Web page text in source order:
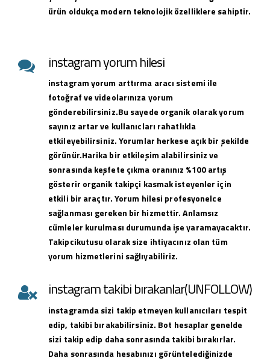
ürün oldukça modern teknolojik özelliklere sahiptir.
instagram yorum hilesi
instagram yorum arttırma aracı sistemi ile
fotoğraf ve videolarınıza yorum
gönderebilirsiniz.Bu sayede organik olarak yorum
sayınız artar ve kullanıcları rahatlıkla
etkileyebilirsiniz. Yorumlar herkese açık bir şekilde
görünür.Harika bir etkileşim alabilirsiniz ve
sonrasında keşfete çıkma oranınız %100 artış
gösterir organik takipçi kasmak isteyenler için
etkili bir araçtır. Yorum hilesi profesyonelce
sağlanması gereken bir hizmettir. Anlamsız
cümleler kurulması durumunda işe yaramayacaktır.
Takipcikutusu olarak size ihtiyacınız olan tüm
yorum hizmetlerini sağlıyabiliriz.
instagram takibi bırakanlar(UNFOLLOW)
instagramda sizi takip etmeyen kullanıcıları tespit
edip, takibi bırakabilirsiniz. Bot hesaplar genelde
sizi takip edip daha sonrasında takibi bırakırlar.
Daha sonrasında hesabınızı görüntelediğinizde